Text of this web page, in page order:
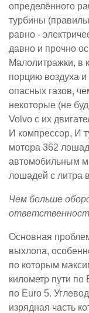
определённого
турбины
равно -
давно и прочно
Малолитражки, в
порцию воздуха
опасных газов,
некоторые (не
Volvo с их
И компрессор, И
мотора 362
автомобильным
лошадей с литра
Чем больше
Основная
выхлопа,
по которым
километр пути
по Euro 5.
изрядная часть